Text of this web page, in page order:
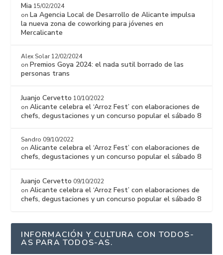
Mia 15/02/2024
on La Agencia Local de Desarrollo de Alicante impulsa
la nueva zona de coworking para jóvenes en
Mercalicante
Alex Solar 12/02/2024
on Premios Goya 2024: el nada sutil borrado de las
personas trans
Juanjo Cervetto 10/10/2022
onAlicante celebra el ‘Arroz Fest’ con elaboraciones de
chefs, degustaciones y un concurso popular el sábado 8
Sandro 09/10/2022
onAlicante celebra el ‘Arroz Fest’ con elaboraciones de
chefs, degustaciones y un concurso popular el sábado 8
Juanjo Cervetto 09/10/2022
onAlicante celebra el ‘Arroz Fest’ con elaboraciones de
chefs, degustaciones y un concurso popular el sábado 8
INFORMACIÓN Y CULTURA CON TODOS-
AS PARA TODOS-AS.